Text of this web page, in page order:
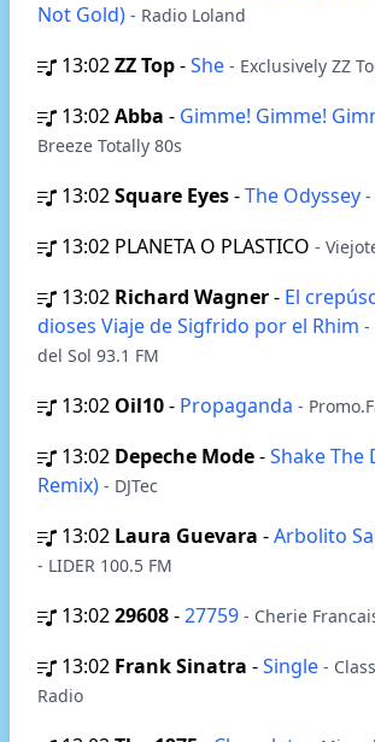
Not Gold) - Radio Loland
13:02ZZ Top-She - Exclusively ZZ
13:02Abba - Gimme! Gimme!
Breeze Totally 80s
13:02Square Eyes-The Odyssey -
13:02 PLANETA O PLASTICO -
13:02 Richard Wagner- El
dioses Viaje de Sigfrido por el Rhim -
del Sol 93.1 FM
13:02 Oil10- Propaganda -
13:02 Depeche Mode-Shake The
Remix) - DJTec
13:02 Laura Guevara -Arbolito
- LIDER 100.5 FM
13:0229608-27759 - Cherie
13:02 Frank Sinatra -Single -
Radio